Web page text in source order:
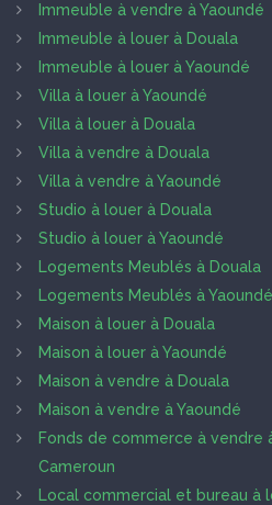
Immeuble à vendre à Yaoundé
Immeuble à louer à Douala
Immeuble à louer à Yaoundé
Villa à louer à Yaoundé
Villa à louer à Douala
Villa à vendre à Douala
Villa à vendre à Yaoundé
Studio à louer à Douala
Studio à louer à Yaoundé
Logements Meublés à Douala
Logements Meublés à Yaoundé
Maison à louer à Douala
Maison à louer à Yaoundé
Maison à vendre à Douala
Maison à vendre à Yaoundé
Fonds de commerce à vendre
Cameroun
Local commercial et bureau à